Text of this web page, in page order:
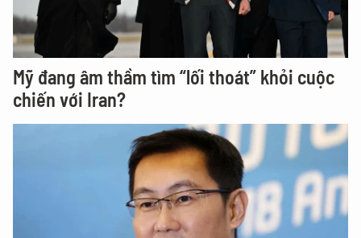
Mỹ đang âm thầm tìm “lối thoát” khỏi cuộc
chiến với Iran?